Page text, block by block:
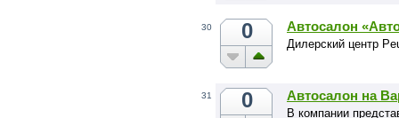
30 0 Автосалон
Дилерский центр
31 0 Автосалон на
В компании